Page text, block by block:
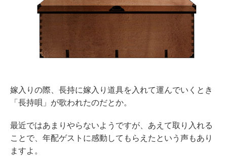
嫁入りの際、長持に嫁入り道具を入れて運んでいく とき
「長持唄」が歌われたのだとか。
最近ではあまりやらないようですが、あえて取り入れる
ことで、年配ゲストに感動してもらえたという声もあり
ま すよ。